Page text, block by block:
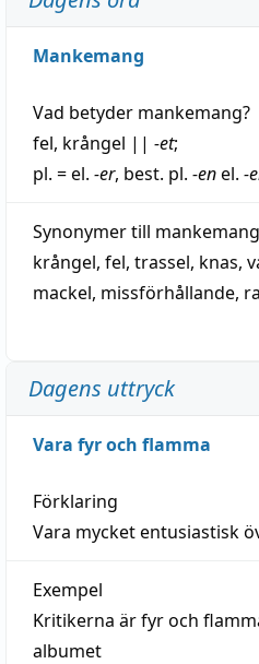
Mankemang
Vad betyder mankemang?
fel, krångel || -et;
pl. = el. -er, best. pl. -enel. -
Synonymer till mankemang
krångel, fel, trassel, knas,
mackel, missförhållande,
Dagens uttryck
Vara fyr och flamma
Förklaring
Vara mycket entusiastisk
Exempel
Kritikerna är fyr och
albumet